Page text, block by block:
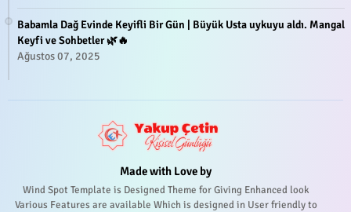
Babamla Dağ Evinde Keyifli Bir Gün | Büyük Usta uykuyu aldı. Mangal
Keyfi ve Sohbetler 🌿🔥
Ağustos 07, 2025
Made with Love by
Wind Spot Template is Designed Theme for Giving Enhanced look
Various Features are available Which is designed in User friendly to